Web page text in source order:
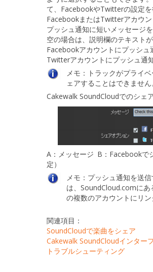
て、FacebookやTwitterの設定を
FacebookまたはTwitterアカウ
プッシュ通知に短いメッセージを
空の場合は、 説明欄のテキスト
Facebookアカウントにプッシュ
Twitterアカウントにプッシュ通
メモ： トラックがプライ
ェアすることはできません
Cakewalk SoundCloudでのシェ
A： メッセージ B： Facebookで
定）
メモ： プッシュ通知を送
は、SoundCloud.comに
の複数のアカウントにリン
関連項目：
SoundCloudで楽曲をシェア
Cakewalk SoundCloudインター
トラブルシューティング